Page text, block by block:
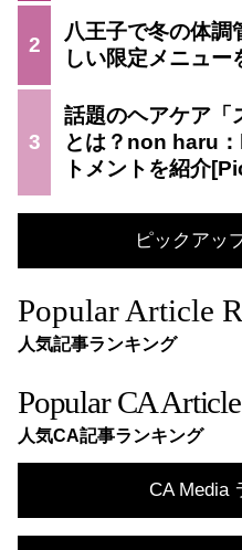
2
八王子で冬の体調
しい限定メニュー
3
話題のヘアケア「
とは？non haru
トメントを紹介
ピックアッ
Popular Article
人気記事ランキング
Popular CA
人気CA記事ランキング
CA Media